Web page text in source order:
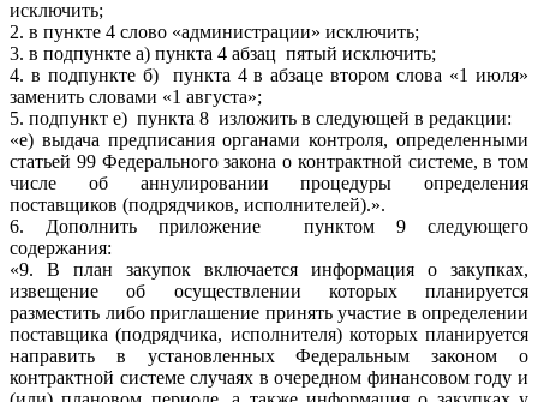
исключить;
2. в пункте 4 слово «администрации» исключить;
3. в подпункте а) пункта 4 абзац пятый исключить;
4. в подпункте б) пункта 4 в абзаце втором слова «1 июля»
заменить словами «1 августа»;
5. подпункт е) пункта 8 изложить в следующей в редакции:
«е) выдача предписания органами контроля, определенными
статьей 99 Федерального закона о контрактной системе, в том
числе об аннулировании процедуры определения
поставщиков (подрядчиков, исполнителей).».
6. Дополнить приложение пунктом 9 следующего
содержания:
«9. В план закупок включается информация о закупках,
извещение об осуществлении которых планируется
разместить либо приглашение принять участие в определении
поставщика (подрядчика, исполнителя) которых планируется
направить в установленных Федеральным законом о
контрактной системе случаях в очередном финансовом году и